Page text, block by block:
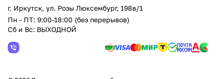
г. Иркутск, ул. Розы Люксембург, 198в/1
Пн - ПТ: 9:00-18:00 (без перерывов)
Сб и Вс: ВЫХОДНОЙ